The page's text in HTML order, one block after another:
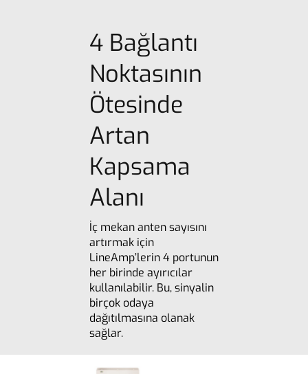
4 Bağlantı
Noktasının
Ötesinde
Artan
Kapsama
Alanı
İç mekan anten sayısını
artırmak için
LineAmp’lerin 4 portunun
her birinde ayırıcılar
kullanılabilir. Bu, sinyalin
birçok odaya
dağıtılmasına olanak
sağlar.